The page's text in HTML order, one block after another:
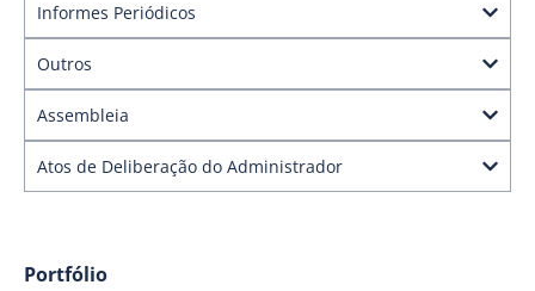
Informes Periódicos
Outros
Assembleia
Atos de Deliberação do Administrador
Portfólio